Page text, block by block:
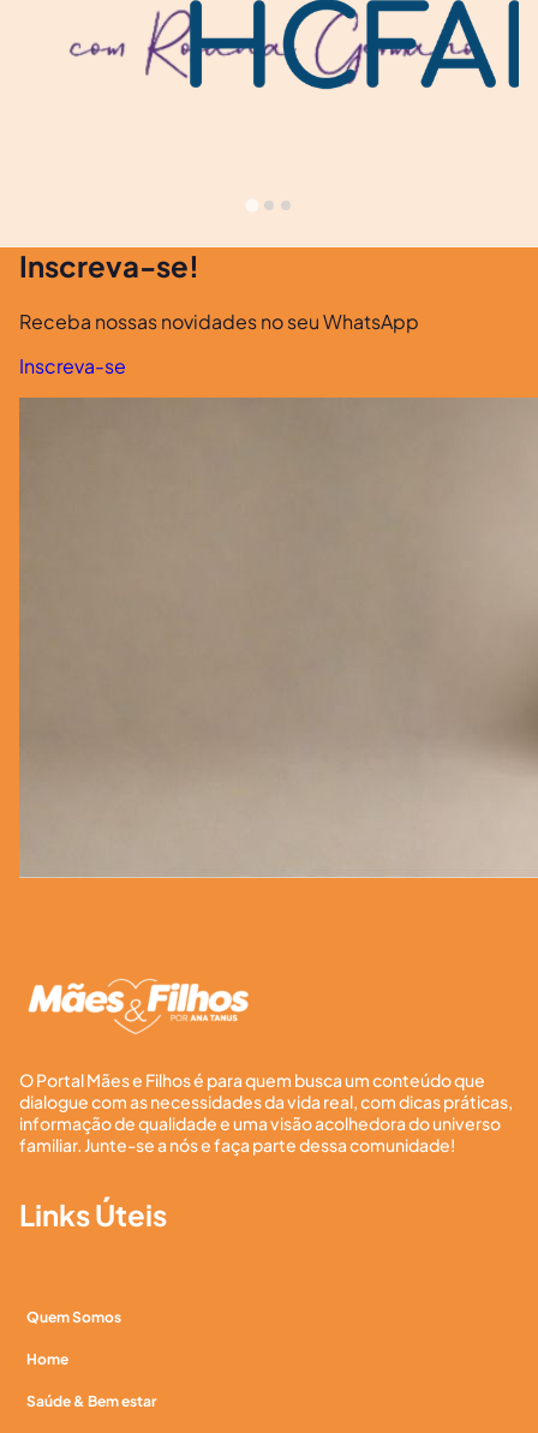
Inscreva-se!
Receba nossas novidades no seu WhatsApp
Inscreva-se
O Portal Mães e Filhos é para quem busca um conteúdo que
dialogue com as necessidades da vida real, com dicas práticas,
informação de qualidade e uma visão acolhedora do universo
familiar. Junte-se a nós e faça parte dessa comunidade!
Links Úteis
Quem Somos
Home
Saúde & Bem estar